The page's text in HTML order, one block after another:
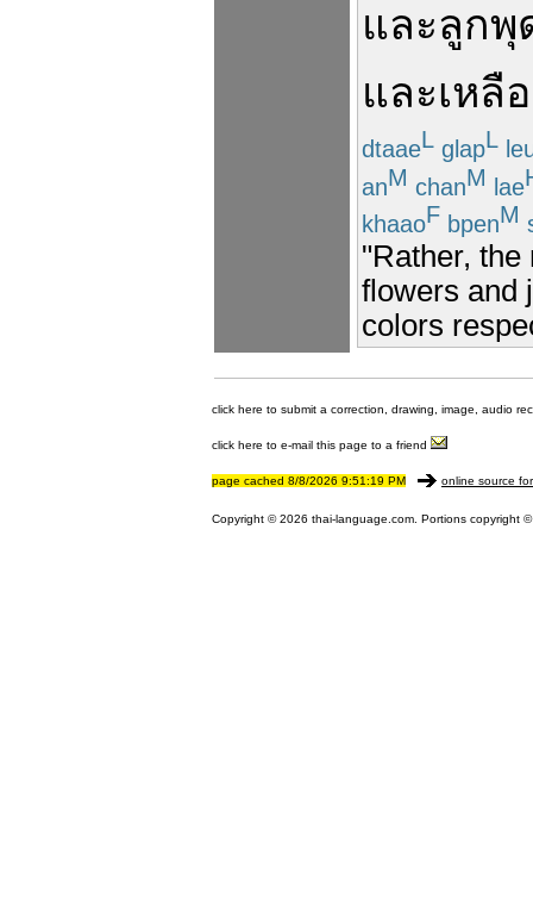
และลูกพุ
และเหลื
dtaaeL glapL
anM chanM lae
khaaoF bpenM
"Rather,
flowers and
colors
click here to submit a correction, drawing, image, audio
click here to e-mail this page to a friend
page cached 8/8/2026 9:51:19 PM online source
Copyright © 2026 thai-language.com. Portions copyright